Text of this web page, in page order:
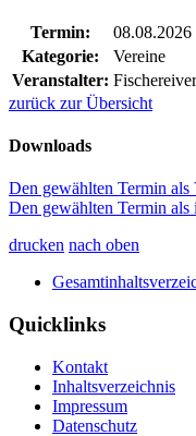
Termin:
Kategorie:
Vereine
Veranstalter:
zurück zur Übersicht
Downloads
Den gewählten Termin
Den gewählten Termin
drucken nach oben
Quicklinks
Kontakt
Inhaltsverzeichnis
Impressum
Datenschutz